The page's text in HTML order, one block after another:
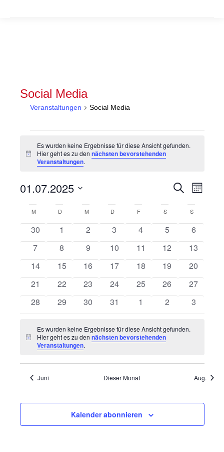
Social Media
Veranstaltungen Social Media
Hinweis
Es wurden keine Ergebnisse für diese Ansicht gefunden.
Hier geht es zu dennächsten bevorstehenden
Veranstaltungen.
Suche
und
Suche
Monat
01.07.2025
wählen.
Kalender
von
Veranstaltungen
M MONTAGD DIENSTAG
MMITTWOCH
D DONNERSTAG
F FREITAGSSAMSTAG
SSONNTAG
0
Veranstaltungen
30
0
Veranstaltungen
1
0
Veranstaltungen
2
0
Veranstaltungen
3
0
Veranstaltungen
4
0
Veranstaltungen
5
0
6
0
Veranstaltungen
7
0
Veranstaltungen
8
0
Veranstaltungen
9
0
Veranstaltungen
10
0
Veranstaltungen
11
0
Veranstaltungen
12
0
13
0
Veranstaltungen
14
0
Veranstaltungen
15
0
Veranstaltungen
16
0
Veranstaltungen
17
0
Veranstaltungen
18
0
Veranstaltungen
19
0
20
0
Veranstaltungen
21
0
Veranstaltungen
22
0
Veranstaltungen
23
0
Veranstaltungen
24
0
Veranstaltungen
25
0
Veranstaltungen
26
0
27
0
Veranstaltungen
28
0
Veranstaltungen
29
0
Veranstaltungen
30
0
Veranstaltungen
31
0
Veranstaltungen
1
0
Veranstaltungen
2
0
3
Hinweis
Es wurden keine Ergebnisse für diese Ansicht gefunden.
Hier geht es zu dennächsten bevorstehenden
Veranstaltungen.
Juni Dieser Monat Aug.
Kalender abonnieren